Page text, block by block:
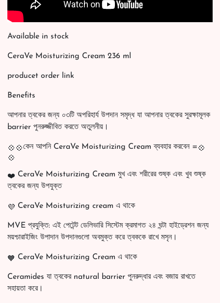
Available in stock
CeraVe Moisturizing Cream 236 ml
producet order link
Benefits
আপনার ত্বকের জন্য ০৩টি অপরিহার্য উপদান সমৃদ্ধ যা আপনার ত্বকের সুরক্ষামূলক
barrier পুনরুজ্জীবিত করতে অতুলনীয়।
কেন আপনি CeraVe Moisturizing Cream ব্যবহার করবেন =
CeraVe Moisturizing Cream মুখ এবং শরীরের শুষ্ক এবং খুব শুষ্ক
ত্বকের জন্য উপযুক্ত
CeraVe Moisturizing cream এ থাকে
MVE প্রযুক্তি: এই পেটেন্ট ডেলিভারি সিস্টেম ক্রমাগত ২৪ ঘন্টা হাইড্রেশন জন্য
ময়শ্চারাইজিং উপাদান উপদানগুলো অবমুক্ত করে ত্বককে রাখে মসৃন।
CeraVe Moisturizing Cream এ থাকে
Ceramides যা ত্বকের natural barrier পুনরুদ্ধার এবং বজায় রাখতে
সহায়তা করে।